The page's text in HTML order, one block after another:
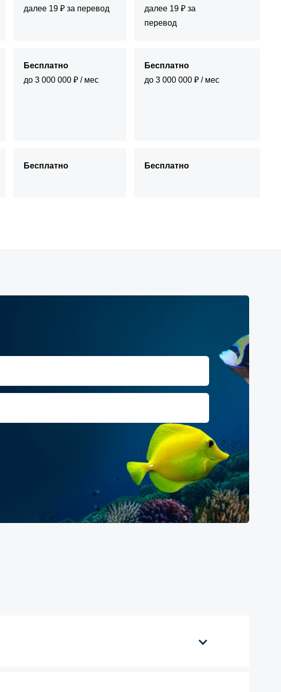
далее 19 ₽ за перевод
далее 19 ₽ за
перевод
Бесплатно
до 3 000 000 ₽ / мес
Бесплатно
до 3 000 000 ₽ / мес
Бесплатно Бесплатно